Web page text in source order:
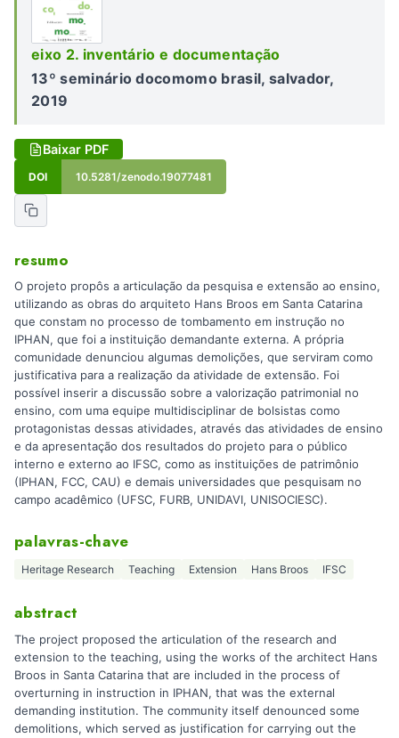
eixo 2. inventário e documentação
13º seminário docomomo brasil, salvador,
2019
Baixar PDF
DOI 10.5281/zenodo.19077481
resumo
O projeto propôs a articulação da pesquisa e extensão ao ensino,
utilizando as obras do arquiteto Hans Broos em Santa Catarina
que constam no processo de tombamento em instrução no
IPHAN, que foi a instituição demandante externa. A própria
comunidade denunciou algumas demolições, que serviram como
justificativa para a realização da atividade de extensão. Foi
possível inserir a discussão sobre a valorização patrimonial no
ensino, com uma equipe multidisciplinar de bolsistas como
protagonistas dessas atividades, através das atividades de ensino
e da apresentação dos resultados do projeto para o público
interno e externo ao IFSC, como as instituições de patrimônio
(IPHAN, FCC, CAU) e demais universidades que pesquisam no
campo acadêmico (UFSC, FURB, UNIDAVI, UNISOCIESC).
palavras-chave
Heritage Research Teaching Extension Hans Broos IFSC
abstract
The project proposed the articulation of the research and
extension to the teaching, using the works of the architect Hans
Broos in Santa Catarina that are included in the process of
overturning in instruction in IPHAN, that was the external
demanding institution. The community itself denounced some
demolitions, which served as justification for carrying out the